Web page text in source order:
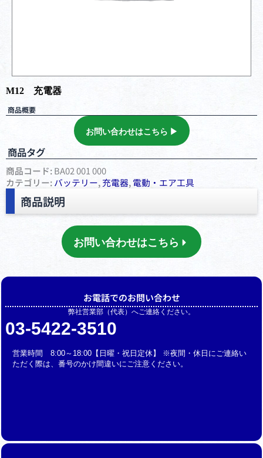
M12 充電器
商品概要
お問い合わせはこちら ▶︎
商品タグ
商品コード:BA02 001 000
カテゴリー:バッテリー,充電器,電動・エア⼯具
商品説明
お問い合わせはこちら
お電話でのお問い合わせ
弊社営業部（代表）へご連絡ください。
03-5422-3510
営業時間 8:00～18:00【日曜・祝日定休】 ※夜間・休日にご連絡い
ただく際は、番号のかけ間違いにご注意ください。